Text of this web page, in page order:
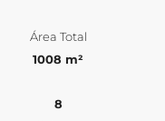
Área Total
1008 m²
8